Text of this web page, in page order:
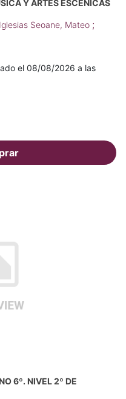
Y ARTES ESCÉNICAS
Iglesias Seoane, Mateo ;
el 08/08/2026 a las
6º. NIVEL 2º DE